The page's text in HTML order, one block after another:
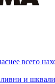
всего
и